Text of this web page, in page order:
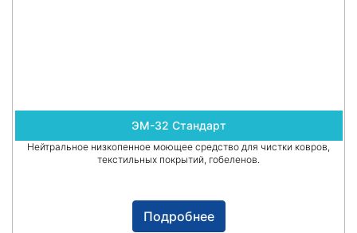
ЭМ-32 Стандарт
Нейтральное низкопенное моющее средство для чистки ковров,
текстильных покрытий, гобеленов.
Подробнее